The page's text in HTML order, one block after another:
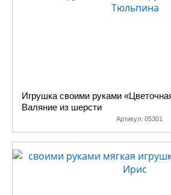
Игрушка своими руками
Валяние из шерсти
Артикул: 05301